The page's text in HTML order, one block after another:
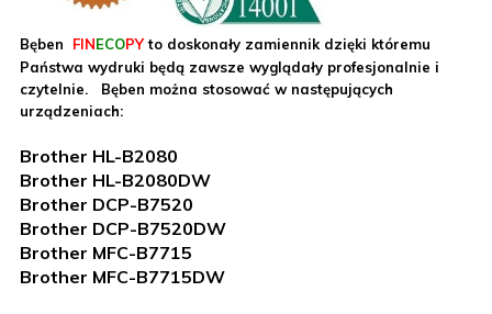
Bęben FINECOPYto doskonały zamiennik dzięki któremu
Państwa wydruki będą zawsze wyglądały profesjonalnie i
czytelnie. Bęben można stosować w następujących
urządzeniach:
Brother HL-B2080
Brother HL-B2080DW
Brother DCP-B7520
Brother DCP-B7520DW
Brother MFC-B7715
Brother MFC-B7715DW